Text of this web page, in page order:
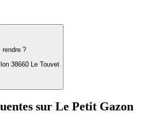
rendre ?
38660 Le Touvet
sur Le Petit Gazon